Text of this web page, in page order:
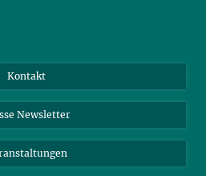
Kontakt
Newsletter